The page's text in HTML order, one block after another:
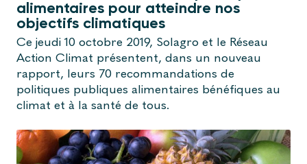
alimentaires pour atteindre nos
objectifs climatiques
Ce jeudi 10 octobre 2019, Solagro et le Réseau
Action Climat présentent, dans un nouveau
rapport, leurs 70 recommandations de
politiques publiques alimentaires bénéfiques au
climat et à la santé de tous.